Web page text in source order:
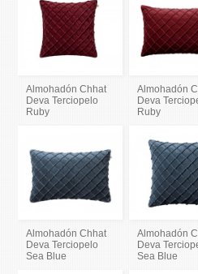
Almohadón Chhat
Deva Terciopelo
Ruby
Almohadón
Deva
Ruby
Almohadón Chhat
Deva Terciopelo
Sea Blue
Almohadón
Deva
Sea Blue